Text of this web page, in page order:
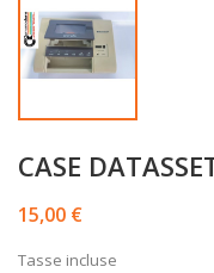
CASE
15,00 €
Tasse incluse